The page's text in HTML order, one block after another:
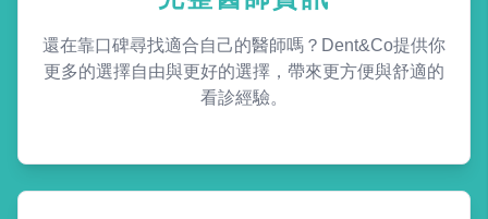
還在靠口碑尋找適合自己的醫師嗎？Dent&Co提供你
更多的選擇自由與更好的選擇，帶來更方便與舒適的
看診經驗。